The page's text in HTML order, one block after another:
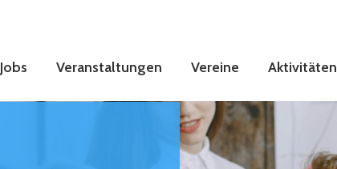
Jobs Veranstaltungen Vereine Aktivitäten